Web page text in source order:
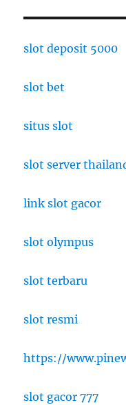
slot deposit 5000
slot bet
situs slot
slot server
link slot gacor
slot olympus
slot terbaru
slot resmi
https://
slot gacor 777